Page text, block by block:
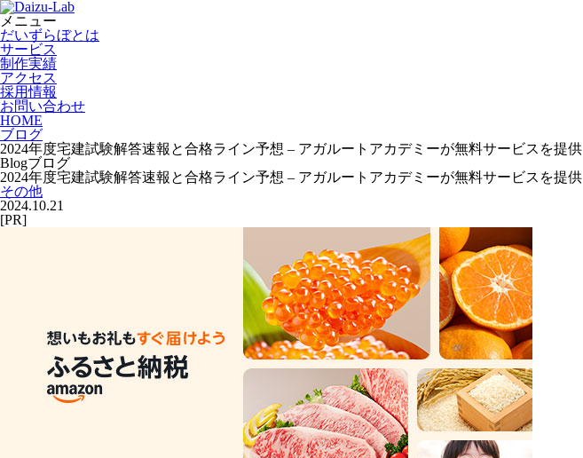
メニュー
だいずらぼとは
サービス
制作実績
アクセス
採用情報
お問い合わせ
HOME
ブログ
2024年度宅建試験解答速報と合格ライン予想 – アガルートアカデミーが無料サービスを提供
Blogブログ
2024年度宅建試験解答速報と合格ライン予想 – アガルートアカデミーが無料サービスを提供
その他
2024.10.21
[PR]